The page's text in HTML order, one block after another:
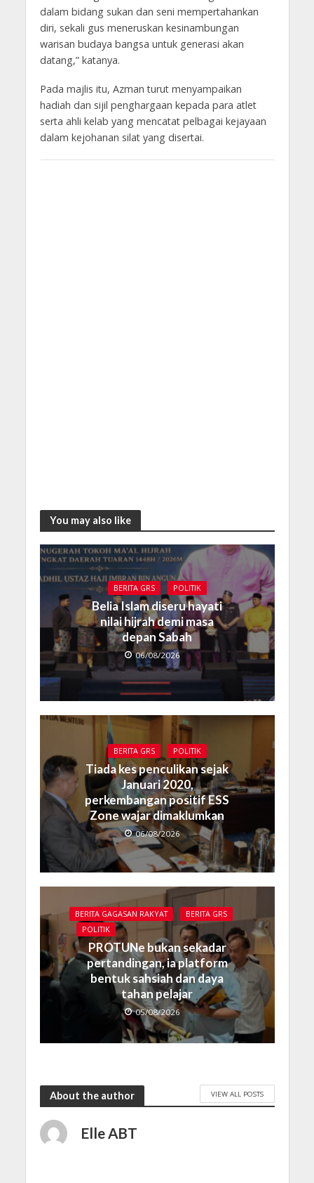
dalam bidang sukan dan seni mempertahankan
diri, sekali gus meneruskan kesinambungan
warisan budaya bangsa untuk generasi akan
datang,” katanya.
Pada majlis itu, Azman turut menyampaikan
hadiah dan sijil penghargaan kepada para atlet
serta ahli kelab yang mencatat pelbagai kejayaan
dalam kejohanan silat yang disertai.
You may also like
BERITA GRS POLITIK
Belia Islam diseru hayati
nilai hijrah demi masa
depan Sabah
06/08/2026
BERITA GRS POLITIK
Tiada kes penculikan sejak
Januari 2020,
perkembangan positif ESS
Zone wajar dimaklumkan
06/08/2026
BERITA GAGASAN RAKYAT
BERITA GRS
POLITIK
PROTUNe bukan sekadar
pertandingan, ia platform
bentuk sahsiah dan daya
tahan pelajar
05/08/2026
About the author VIEW ALL POSTS
Elle ABT